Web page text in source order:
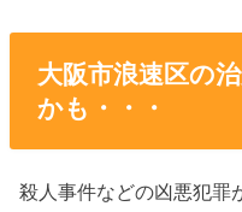
大阪市浪速区の
かも・・・
殺人事件などの凶悪犯罪